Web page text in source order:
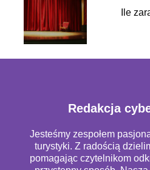
Ile
Redakcja
Jesteśmy zespołem
turystyki. Z radością
pomagając czytelnikom